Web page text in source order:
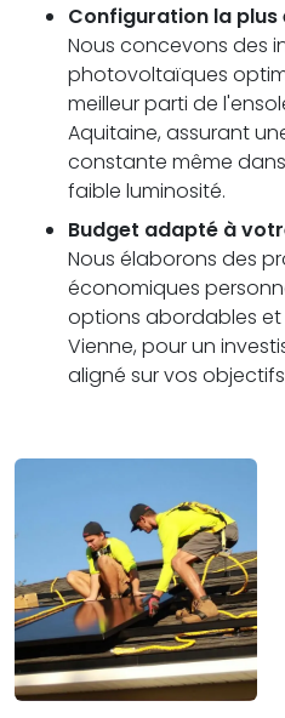
Configuration la
Nous concevons des
photovoltaïques
meilleur parti de
Aquitaine, assurant
constante même
faible luminosité.
Budget adapté à
Nous élaborons des
économiques
options abordables
Vienne, pour un
aligné sur vos